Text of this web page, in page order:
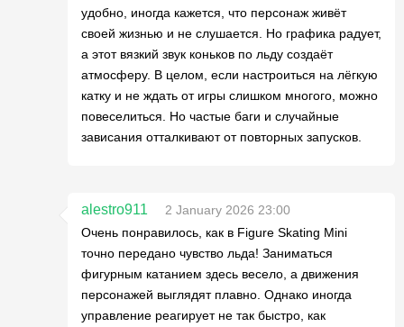
удобно, иногда кажется, что персонаж живёт
своей жизнью и не слушается. Но графика радует,
а этот вязкий звук коньков по льду создаёт
атмосферу. В целом, если настроиться на лёгкую
катку и не ждать от игры слишком многого, можно
повеселиться. Но частые баги и случайные
зависания отталкивают от повторных запусков.
alestro911
2 January 2026 23:00
Очень понравилось, как в Figure Skating Mini
точно передано чувство льда! Заниматься
фигурным катанием здесь весело, а движения
персонажей выглядят плавно. Однако иногда
управление реагирует не так быстро, как